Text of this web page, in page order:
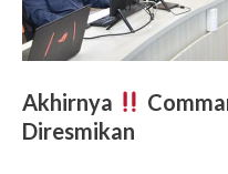
Akhirnya
Diresmikan